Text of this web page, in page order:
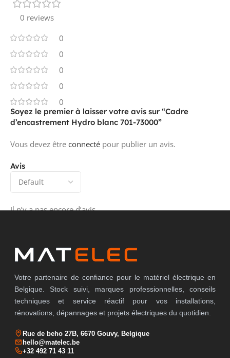
0 reviews
0
0
0
0
0
Avis
Il n’y a pas encore d’avis.
Soyez le premier à laisser votre avis sur “Cadre
d’encastrement Hydro blanc 701-73000”
Vous devez être connecté pour publier un avis.
Votre partenaire de confiance pour le matériel électrique en
Belgique. Stock suivi, marques professionnelles, conseils
techniques et service réactif pour vos installations,
rénovations, dépannages et projets électriques du quotidien.
Rue de beho 27B, 6670 Gouvy, Belgique
hello@matelec.be
+32 492 71 43 11